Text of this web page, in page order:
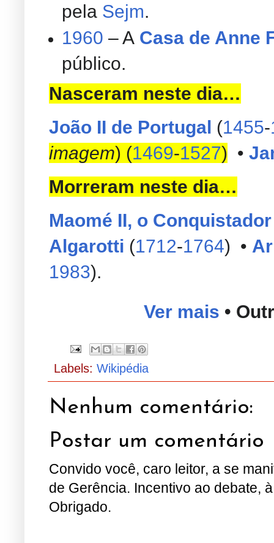
pela Sejm.
1960 – A Casa de Anne
público.
Nasceram neste dia…
João II de Portugal (1455-
imagem) (1469-1527) •
Morreram neste dia…
Maomé II, o Conquistador
Algarotti (1712-1764) •
1983).
Ver mais •
Labels: Wikipédia
Nenhum comentário:
Postar um comentário
Convido você, caro leitor, a se
de Gerência. Incentivo ao debate,
Obrigado.